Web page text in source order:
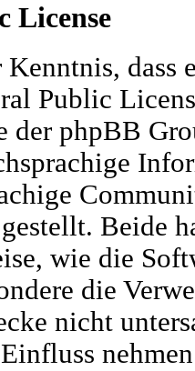
License
dass
Public
der phpBB
Beide
wie die
die
nicht